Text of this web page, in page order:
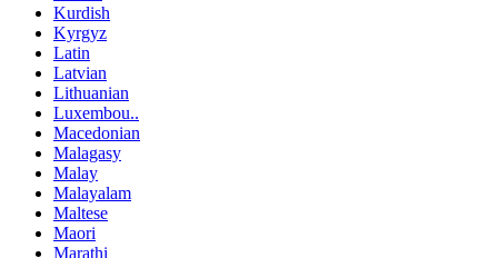
Kurdish
Kyrgyz
Latin
Latvian
Lithuanian
Luxembou..
Macedonian
Malagasy
Malay
Malayalam
Maltese
Maori
Marathi